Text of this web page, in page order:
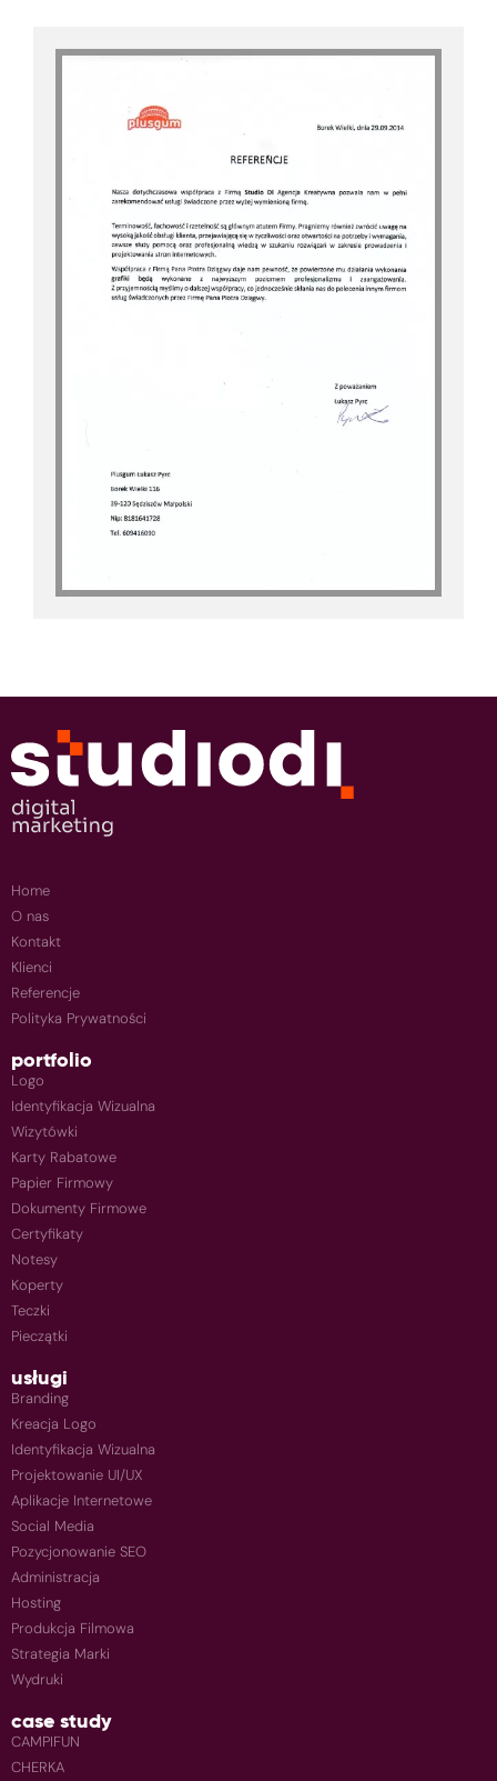
Home
O nas
Kontakt
Klienci
Referencje
Polityka Prywatności
portfolio
Logo
Identyfikacja Wizualna
Wizytówki
Karty Rabatowe
Papier Firmowy
Dokumenty Firmowe
Certyfikaty
Notesy
Koperty
Teczki
Pieczątki
usługi
Branding
Kreacja Logo
Identyfikacja Wizualna
Projektowanie UI/UX
Aplikacje Internetowe
Social Media
Pozycjonowanie SEO
Administracja
Hosting
Produkcja Filmowa
Strategia Marki
Wydruki
case study
CAMPIFUN
CHERKA